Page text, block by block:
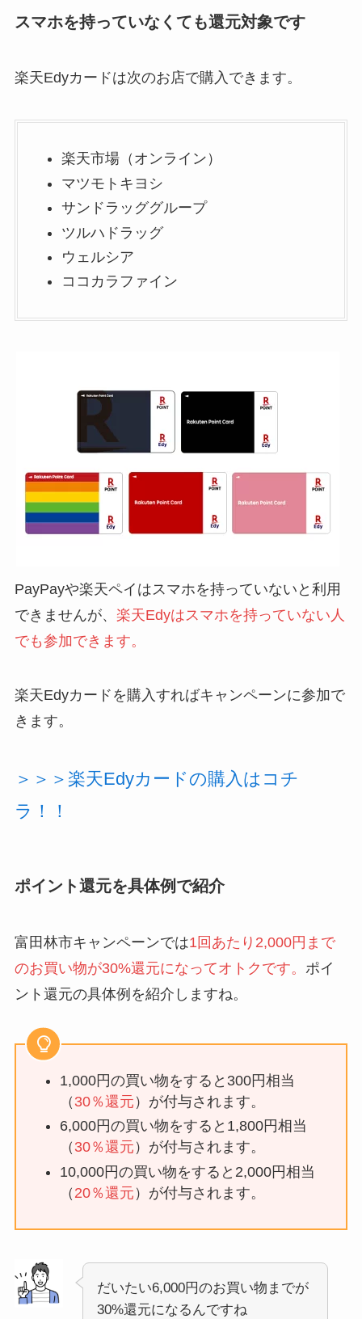
スマホを持っていなくても還元対象です
楽天Edyカードは次のお店で購入できます。
楽天市場（オンライン）
マツモトキヨシ
サンドラッググループ
ツルハドラッグ
ウェルシア
ココカラファイン
PayPayや楽天ペイはスマホを持っていないと利用
できませんが、 楽天Edyはスマホを持っていない人
でも参加できます。
楽天Edyカードを購入すればキャンペーンに参加で
きます。
＞＞＞楽天Edyカードの購入はコチ
ラ！！
ポイント還元を具体例で紹介
富田林市キャンペーンでは1回あたり2,000円まで
のお買い物が30%還元になってオトクです。 ポイ
ント還元の具体例を紹介しますね。
1,000円の買い物をすると300円相当
（ 30％還元 ）が付与されます。
6,000円の買い物をすると1,800円相当
（ 30％還元 ）が付与されます。
10,000円の買い物をすると2,000円相当
（ 20％還元 ）が付与されます。
だいたい6,000円のお買い物までが
30%還元になるんですね